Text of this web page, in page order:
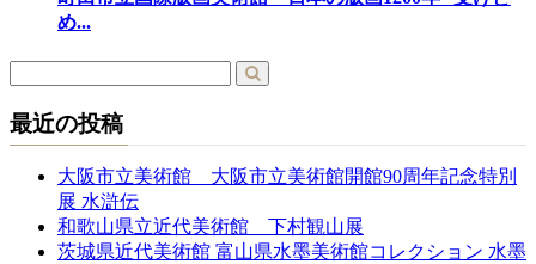
め...
最近の投稿
大阪市立美術館 大阪市立美術館開館90周年記念特別
展 水滸伝
和歌山県立近代美術館 下村観山展
茨城県近代美術館 富山県水墨美術館コレクション 水墨